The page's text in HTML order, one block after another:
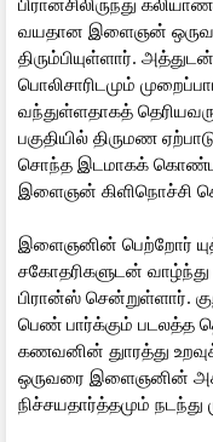
வயதான இளைஞன் ஒருவர்
திரும்பியுள்ளார்.
பொலிசாரிடமும்
வந்துள்ளதாகத்
பகுதியில் திருமண
சொந்த இடமாகக் கொண்ட
இளைஞன் கிளிநொச்சி
இளைஞனின் பெற்றோர்
சகோதரிகளுடன்
பிரான்ஸ் சென்றுள்ளார்.
பெண் பார்க்கும் படலத்த
கணவனின் துாரத்து
ஒருவரை இளைஞனின்
நிச்சயதார்த்தமும் நடந்து